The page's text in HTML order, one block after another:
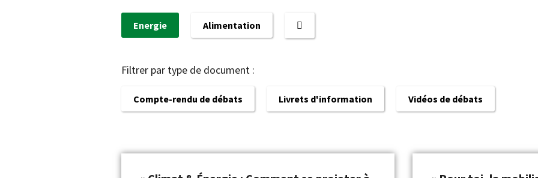
Energie Alimentation
Filtrer par type de document :
Compte-rendu de débats Livrets d'information Vidéos de débats